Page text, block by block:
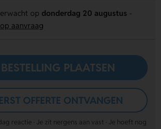
op donderdag 20 augustus
aanvraag
BESTELLING PLAATSEN
OFFERTE ONTVANGEN
reactie · Je zit nergens aan vast · Je hoeft nog